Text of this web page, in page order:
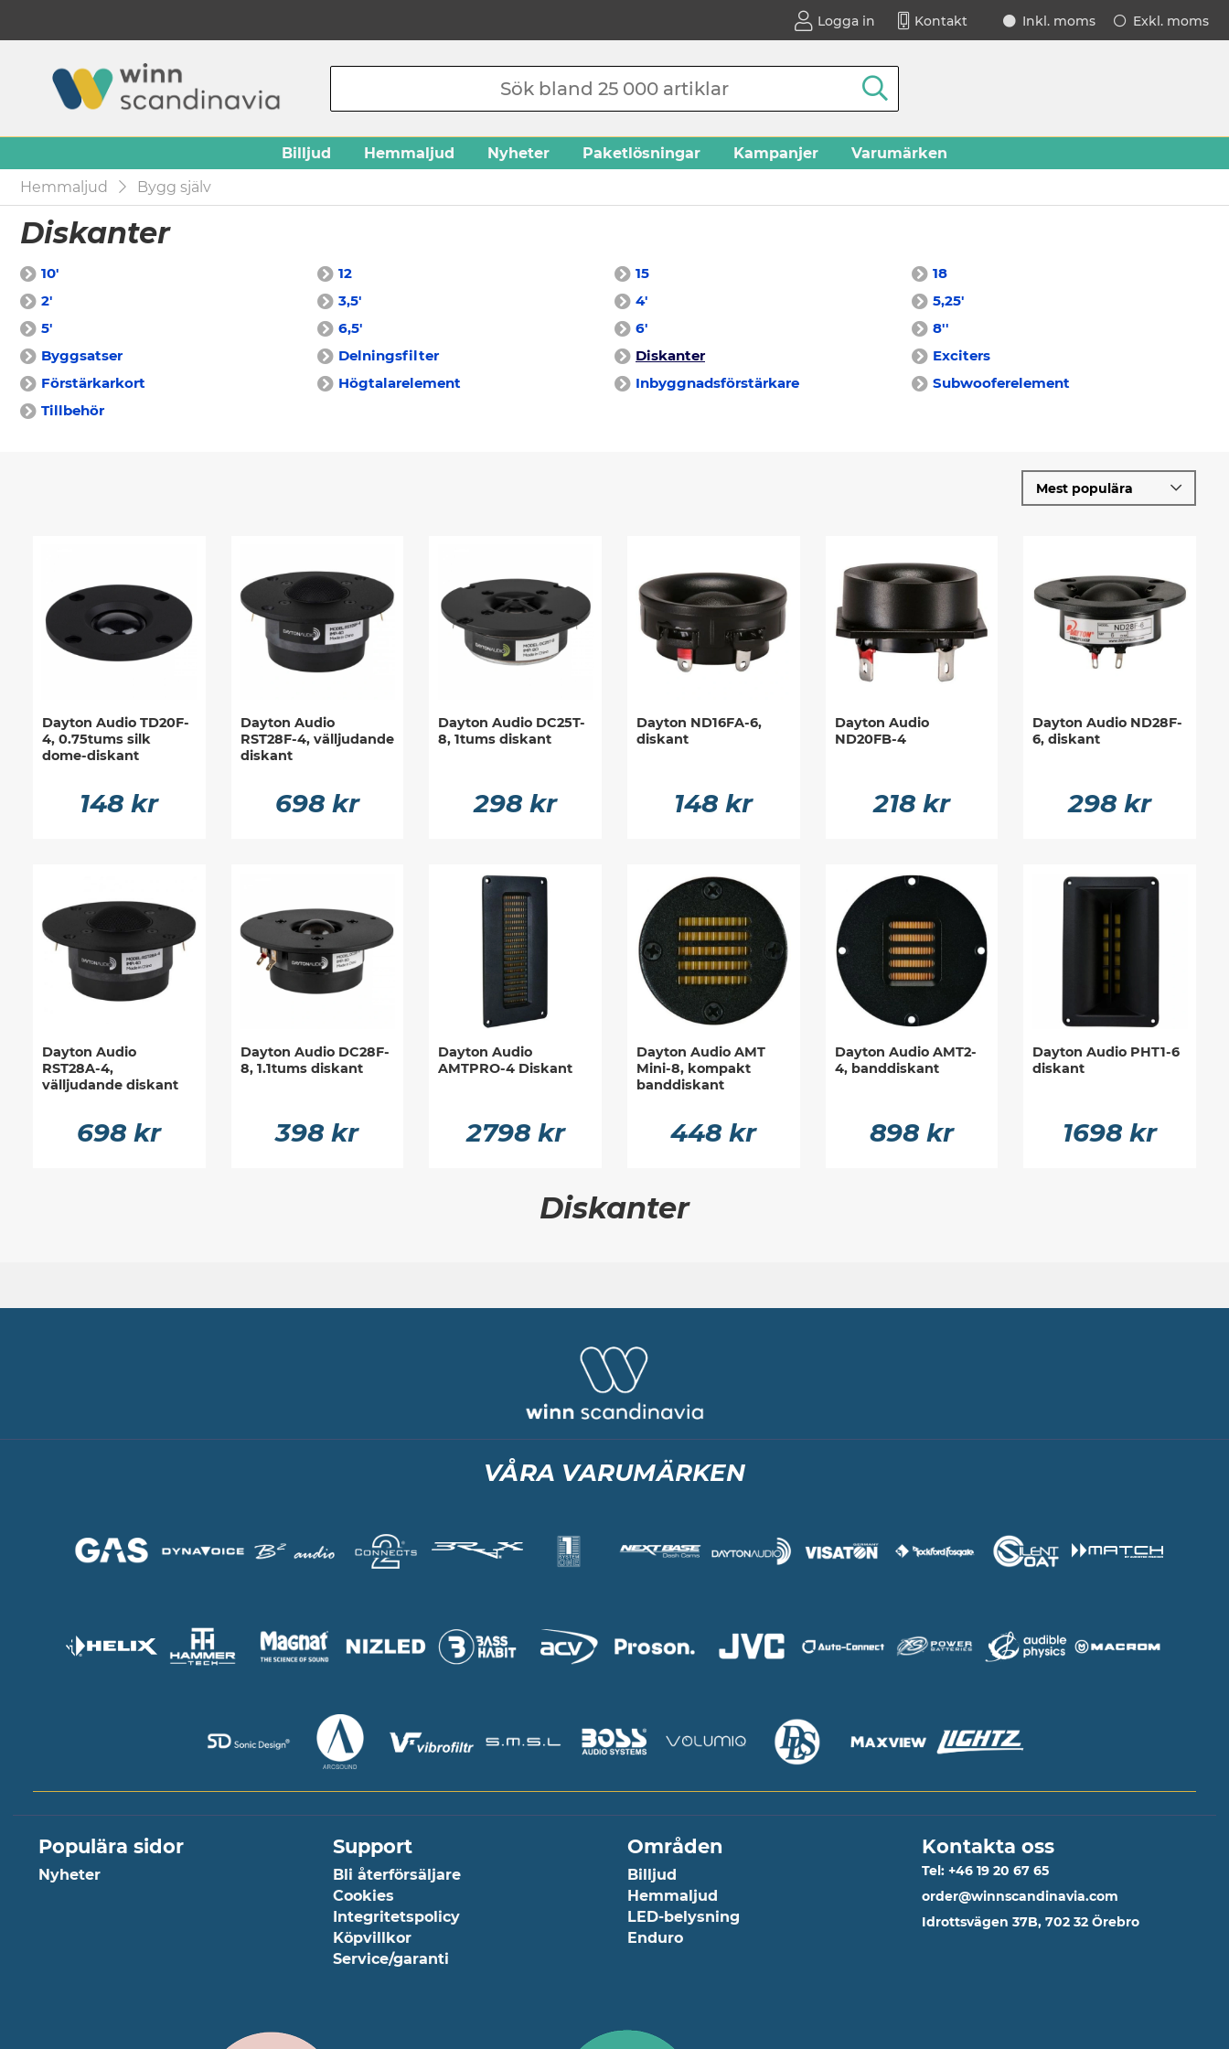
Logga in Kontakt Exkl. moms
Inkl. moms
Billjud Hemmaljud Nyheter Paketlösningar Kampanjer
Varumärken
Hemmaljud
Bygg själv
Diskanter
10' 12 15
18
2'
3,5' 4'
5,25'
5'
6,5' 6'
8''
Byggsatser
Delningsfilter Diskanter
Exciters
Förstärkarkort
Högtalarelement Inbyggnadsförstärkare
Subwooferelement
Tillbehör
Dayton Audio TD20F-
4, 0.75tums silk
dome-diskant
148 kr
Dayton Audio
RST28F-4, välljudande
diskant
698 kr
Dayton Audio DC25T-
8, 1tums diskant
298 kr
Dayton ND16FA-6,
diskant
148 kr
Dayton Audio
ND20FB-4
218 kr
Dayton Audio ND28F-
6, diskant
298 kr
Dayton Audio
RST28A-4,
välljudande diskant
698 kr
Dayton Audio DC28F-
8, 1.1tums diskant
398 kr
Dayton Audio
AMTPRO-4 Diskant
2798 kr
Dayton Audio AMT
Mini-8, kompakt
banddiskant
448 kr
Dayton Audio AMT2-
4, banddiskant
898 kr
Dayton Audio PHT1-6
diskant
1698 kr
Diskanter
VÅRA VARUMÄRKEN
Populära sidor
Nyheter
Support
Bli återförsäljare
Cookies
Integritetspolicy
Köpvillkor
Service/garanti
Områden
Billjud
Hemmaljud
LED-belysning
Enduro
Kontakta oss
Tel: +46 19 20 67 65
order@winnscandinavia.com
Idrottsvägen 37B, 702 32 Örebro